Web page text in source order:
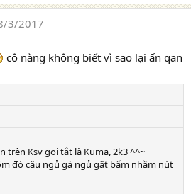
3/2017
cô nàng không biết vì sao lại ấn qan
trên Ksv gọi tắt là Kuma, 2k3 ^^~
đó cậu ngủ gà ngủ gật bấm nhầm nút